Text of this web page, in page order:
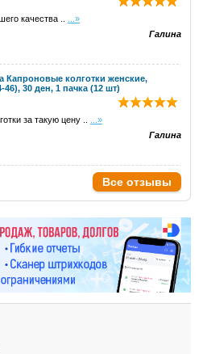
качества ..
...»
Галина
Капроновые колготки женские,
46), 30 ден, 1 пачка (12 шт)
за такую цену ..
...»
Галина
Все отзывы